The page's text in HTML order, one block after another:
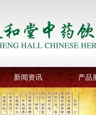
新闻资讯 产品